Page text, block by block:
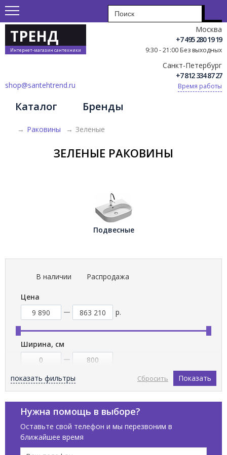
ТРЕНД
Интернет-магазин сантехники
Москва
+7 495 280 19 19
9:30 - 21:00 Без выходных
Санкт-Петербург
+7 812 334 87 27
Время работы
shop@santehtrend.ru
Каталог Бренды
→ Раковины → Зеленые
ЗЕЛЕНЫЕ РАКОВИНЫ
Подвесные
В наличии Распродажа
Цена
р.
Ширина, см
Высота, см
Показать
Сбросить
показать фильтры
Нужна помощь в выборе?
Оставьте свой телефон и мы перезвоним в
ближайшее время